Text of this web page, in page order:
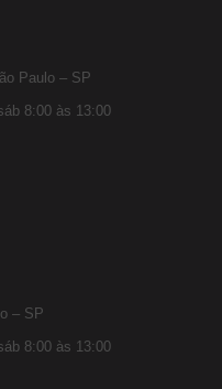
Paulo – SP
8:00 às 13:00
– SP
8:00 às 13:00